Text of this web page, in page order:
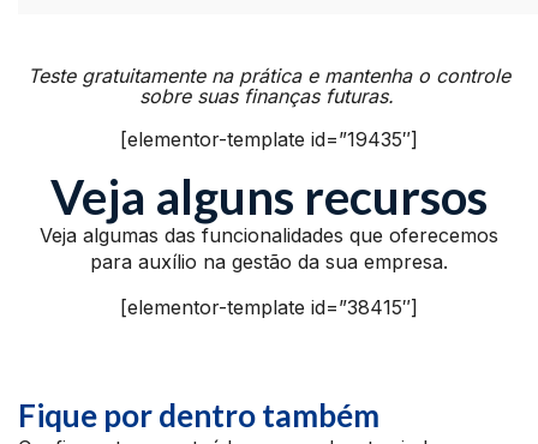
Teste gratuitamente na prática e mantenha o controle
sobre suas finanças futuras.
[elementor-template id=”19435″]
Veja alguns recursos
Veja algumas das funcionalidades que oferecemos
para auxílio na gestão da sua empresa.
[elementor-template id=”38415″]
Fique por dentro também